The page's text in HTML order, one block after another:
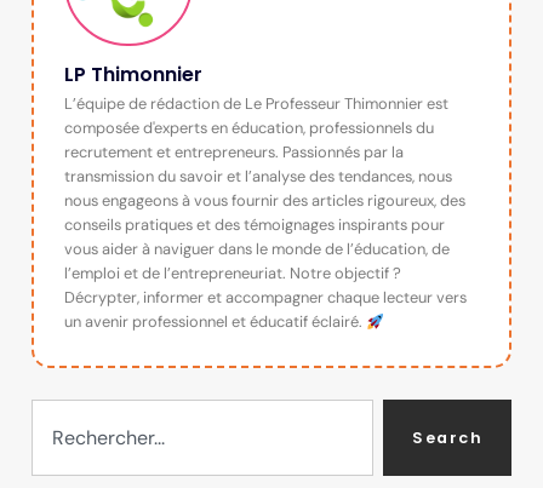
LP Thimonnier
L’équipe de rédaction de Le Professeur Thimonnier est
composée d'experts en éducation, professionnels du
recrutement et entrepreneurs. Passionnés par la
transmission du savoir et l’analyse des tendances, nous
nous engageons à vous fournir des articles rigoureux, des
conseils pratiques et des témoignages inspirants pour
vous aider à naviguer dans le monde de l’éducation, de
l’emploi et de l’entrepreneuriat. Notre objectif ?
Décrypter, informer et accompagner chaque lecteur vers
un avenir professionnel et éducatif éclairé.
Search